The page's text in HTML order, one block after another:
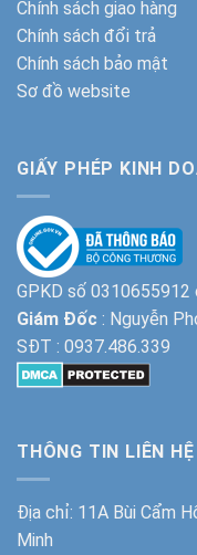
Chính sách giao hàng
Chính sách đổi trả
Chính sách bảo mật
Sơ đồ website
GIẤY PHÉP KINH
GPKD số
Giám Đốc : Nguyễn
SĐT : 0937.486.339
THÔNG TIN LIÊN HỆ
Địa chỉ: 11A Bùi Cẩm
Minh